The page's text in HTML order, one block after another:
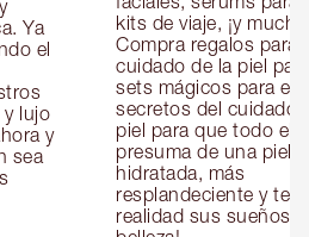
Ya
el
y lujo
y
sea
kits de viaje, ¡y
Compra regalos para
cuidado de la piel
sets mágicos para
secretos del cuidado
piel para que todo el
presuma de una piel
hidratada, más
resplandeciente y
realidad sus sueños